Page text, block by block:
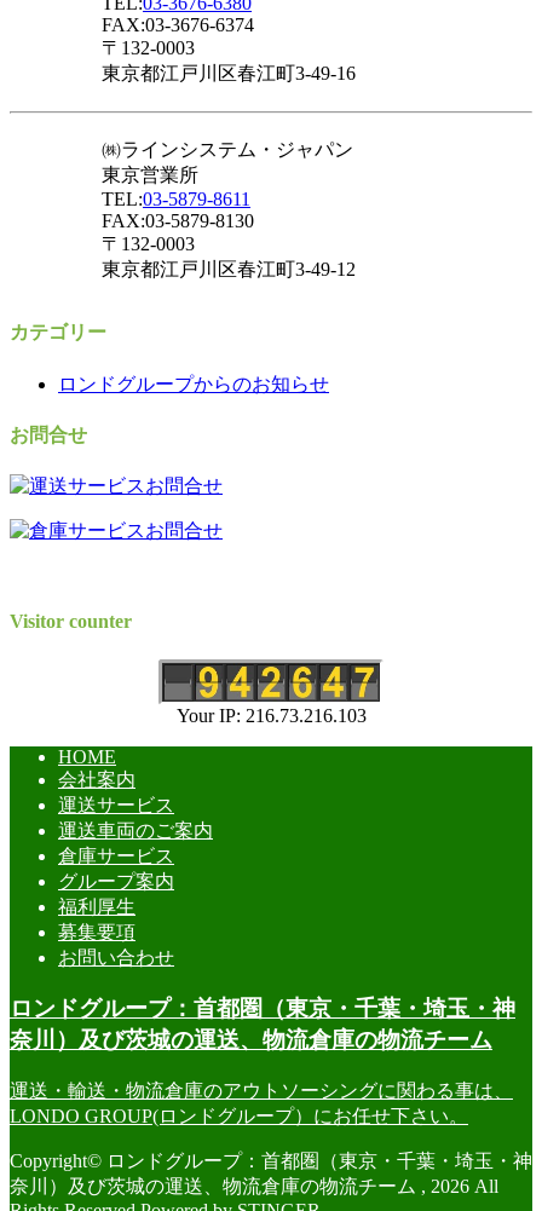
FAX:03-3676-6374
〒132-0003
東京都江戸川区春江町3-49-16
㈱ラインシステム・ジャパン
東京営業所
TEL:03-5879-8611
FAX:03-5879-8130
〒132-0003
東京都江戸川区春江町3-49-12
カテゴリー
ロンドグループからのお知らせ
お問合せ
Visitor counter
Your IP: 216.73.216.103
HOME
会社案内
運送サービス
運送車両のご案内
倉庫サービス
グループ案内
福利厚生
募集要項
お問い合わせ
ロンドグループ：首都圏（東京・千葉・埼玉・神
奈川）及び茨城の運送、物流倉庫の物流チーム
運送・輸送・物流倉庫のアウトソーシングに関わる事は、
LONDO GROUP(ロンドグループ）にお任せ下さい。
Copyright© ロンドグループ：首都圏（東京・千葉・埼玉・神
奈川）及び茨城の運送、物流倉庫の物流チーム , 2026 All